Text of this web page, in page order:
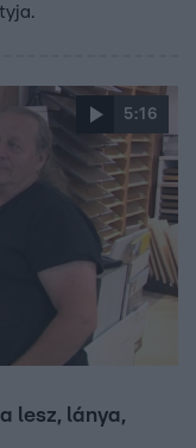
5:16
lesz, lánya,